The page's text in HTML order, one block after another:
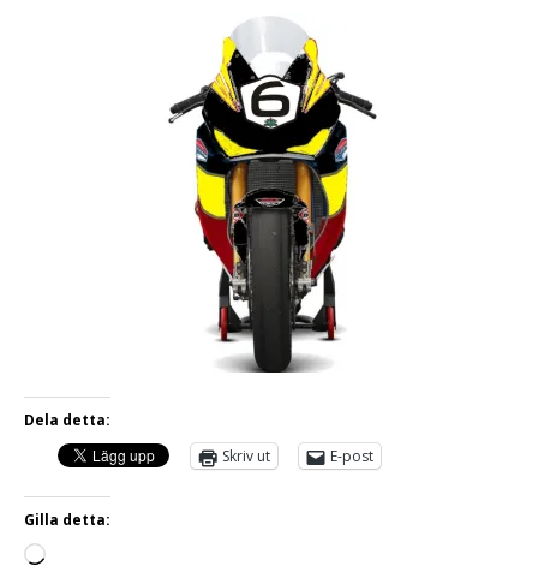
Dela detta:
Skriv ut
E-post
Gilla detta: